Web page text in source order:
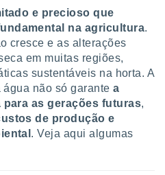
e precioso que
na agricultura.
cresce e as alterações
em muitas regiões,
sustentáveis na horta. A
água não só garantea
as gerações futuras,
de produção e
. Veja aqui algumas